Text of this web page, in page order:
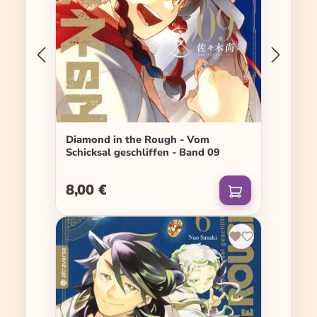
Diamond in the Rough - Vom
Schicksal geschliffen - Band 09
Regulärer Preis:
8,00 €